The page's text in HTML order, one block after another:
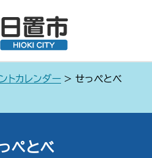
トカレンダー > せっぺとべ
ぺとべ